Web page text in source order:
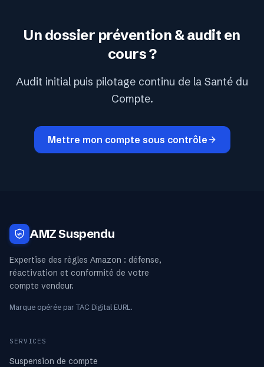
Un dossier prévention & audit en
cours ?
Audit initial puis pilotage continu de la Santé du
Compte.
Mettre mon compte sous contrôle
AMZ Suspendu
Expertise des règles Amazon : défense,
réactivation et conformité de votre
compte vendeur.
Marque opérée par TAC Digital EURL.
SERVICES
Suspension de compte